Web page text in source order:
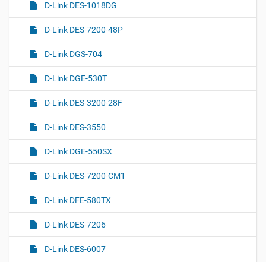
D-Link DES-1018DG
D-Link DES-7200-48P
D-Link DGS-704
D-Link DGE-530T
D-Link DES-3200-28F
D-Link DES-3550
D-Link DGE-550SX
D-Link DES-7200-CM1
D-Link DFE-580TX
D-Link DES-7206
D-Link DES-6007